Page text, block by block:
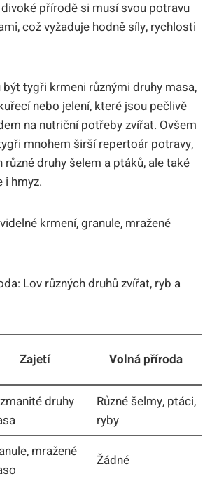
přírodě si musí svou potravu
což vyžaduje hodně síly, rychlosti
tygři krmeni různými druhy masa,
nebo jelení, které jsou pečlivě
na nutriční potřeby zvířat. Ovšem
mnohem širší repertoár potravy,
různé druhy šelem a ptáků, ale také
i hmyz.
krmení, granule, mražené
Lov různých druhů zvířat, ryb a
Zajetí Volná příroda
druhy
Různé šelmy, ptáci,
ryby
mražené
Žádné